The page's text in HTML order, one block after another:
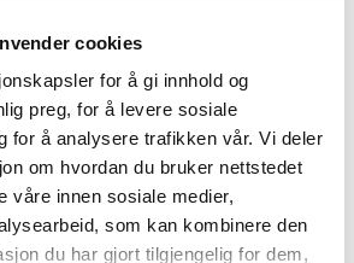
cookies
for å gi innhold og
preg, for å levere sosiale
for å analysere trafikken vår. Vi deler
om hvordan du bruker nettstedet
våre innen sosiale medier,
som kan kombinere den
du har gjort tilgjengelig for dem,
av de ledende entreprenørselskapene i
på å drive komplekse
NCC til en bygg- og
har positiv innvirkning på kundene
som helhet. Virksomheten
produksjon av